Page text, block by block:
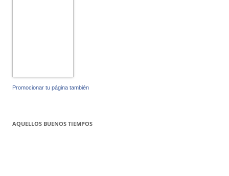
Promocionar tu página también
AQUELLOS BUENOS TIEMPOS